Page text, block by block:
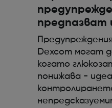
предпазват
Dexcom могат
когато
понижава -